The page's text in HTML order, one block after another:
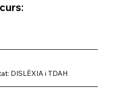
DISLÈXIA i TDAH